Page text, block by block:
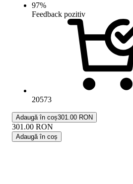
97%
Feedback pozitiv
20573
Adaugă în coș301.00 RON
301.00 RON
Adaugă în coș